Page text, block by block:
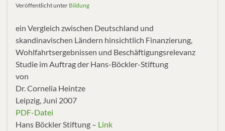
Veröffentlicht unter Bildung
ein Vergleich zwischen Deutschland und
skandinavischen Ländern hinsichtlich Finanzierung,
Wohlfahrtsergebnissen und Beschäftigungsrelevanz
Studie im Auftrag der Hans-Böckler-Stiftung
von
Dr. Cornelia Heintze
Leipzig, Juni 2007
PDF-Datei
Hans Böckler Stiftung – Link